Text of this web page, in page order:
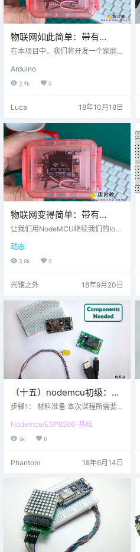
物联网如此简单：带有
NODEMCU和OLED的家庭气
在本项目中，我们将开发一个家庭
和空气湿度。那么 ，我们开始吧。
第一步 准备材料NodeMCU ESP82
AM2302温湿度传感器USB数据线
步 硬件搭建SSD1306，其主要特点
是：显示尺寸：0.96“I2C IIC SPI串
行128X64…
Arduino
2.9k 0
Luca 18年10月18日
物联网变得简单：带有
NodeMCU和OLED的家庭气
让我们用NodeMCU继续我们的Io​​T
个家庭气象站，在那里我们将显示
室外信息，包括当天的温度和气候
度。下面的方框图为我们提供了项
deMCU ESP8266-12E0.96寸 I2C II
C SPI串行128X64白色OLED LCD
LED显示模块DHT22 AM2302…
动态
3.8k 0
光锥之外 18年9月20日
（十五）nodemcu初级：继
电器的使用
步骤1： 材料准备 本次课程所需要
u 继电器模块 面包板 一个LED灯 若
干杜邦线 USB数据线 软件环境 * Ar
一种当输入量(电、磁、声、光、热)
式变化的自动控制器件。 工作原
理： 本节课使用的是电磁式继电
器，电磁式继电器…
Nodemcu/ESP8266-基础
4k 0
Phantom 18年6月14日